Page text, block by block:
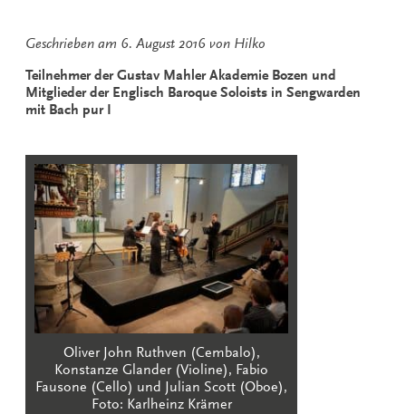
Geschrieben am 6. August 2016 von Hilko
Teilnehmer der Gustav Mahler Akademie Bozen und
Mitglieder der Englisch Baroque Soloists in Sengwarden
mit Bach pur I
Oliver John Ruthven (Cembalo),
Konstanze Glander (Violine), Fabio
Fausone (Cello) und Julian Scott (Oboe),
Foto: Karlheinz Krämer